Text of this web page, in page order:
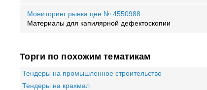
Мониторинг рынка цен № 4550988
Материалы для капилярной дефектоскопии
Торги по похожим тематикам
Тендеры на промышленное строительство
Тендеры на крахмал